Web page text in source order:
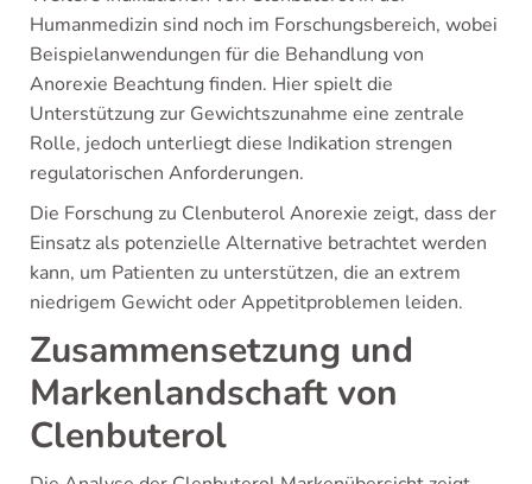
Humanmedizin sind noch im Forschungsbereich, wobei
Beispielanwendungen für die Behandlung von
Anorexie Beachtung finden. Hier spielt die
Unterstützung zur Gewichtszunahme eine zentrale
Rolle, jedoch unterliegt diese Indikation strengen
regulatorischen Anforderungen.
Die Forschung zu Clenbuterol Anorexie zeigt, dass der
Einsatz als potenzielle Alternative betrachtet werden
kann, um Patienten zu unterstützen, die an extrem
niedrigem Gewicht oder Appetitproblemen leiden.
Zusammensetzung und
Markenlandschaft von
Clenbuterol